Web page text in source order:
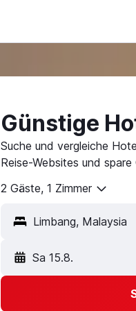
Günstige
Suche und vergleiche
Reise-Websites und spare
2 Gäste, 1 Zimmer
Sa 15.8.